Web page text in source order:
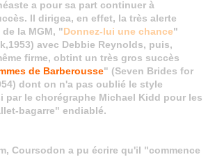
a pour sa part continuer à
Il dirigea, en effet, la très alerte
la MGM, "Donnez-lui une chance"
avec Debbie Reynolds, puis,
firme, obtint un très gros succès
de Barberousse" (Seven Brides for
dont on n'a pas oublié le style
par le chorégraphe Michael Kidd pour les
bagarre" endiablé.
Coursodon a pu écrire qu'il "commence